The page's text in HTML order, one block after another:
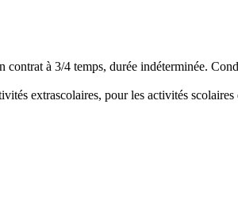
contrat à 3/4 temps, durée indéterminée.
extrascolaires, pour les activités